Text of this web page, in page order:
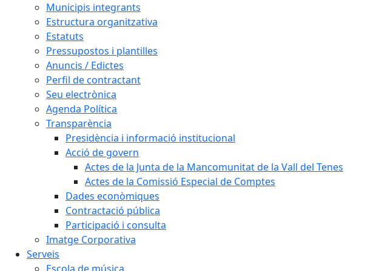
Municipis integrants
Estructura organitzativa
Estatuts
Pressupostos i plantilles
Anuncis / Edictes
Perfil de contractant
Seu electrònica
Agenda Política
Transparència
Presidència i informació institucional
Acció de govern
Actes de la Junta de la Mancomunitat de la Vall del Tenes
Actes de la Comissió Especial de Comptes
Dades econòmiques
Contractació pública
Participació i consulta
Imatge Corporativa
Serveis